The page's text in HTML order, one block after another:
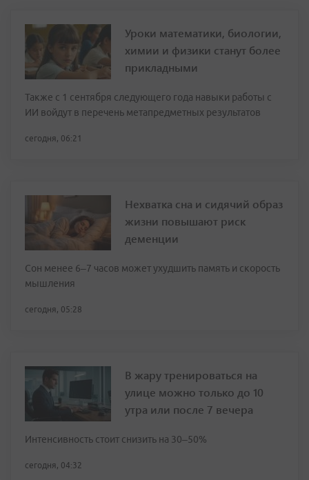
Уроки математики, биологии,
химии и физики станут более
прикладными
Также с 1 сентября следующего года навыки работы с
ИИ войдут в перечень метапредметных результатов
сегодня, 06:21
Нехватка сна и сидячий образ
жизни повышают риск
деменции
Сон менее 6–7 часов может ухудшить память и скорость
мышления
сегодня, 05:28
В жару тренироваться на
улице можно только до 10
утра или после 7 вечера
Интенсивность стоит снизить на 30–50%
сегодня, 04:32